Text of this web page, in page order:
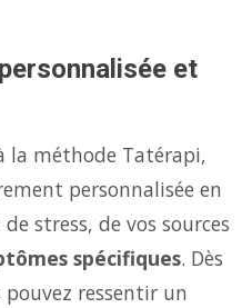
et
la méthode Tatérapi,
personnalisée en
stress, de vos sources
spécifiques. Dès
pouvez ressentir un